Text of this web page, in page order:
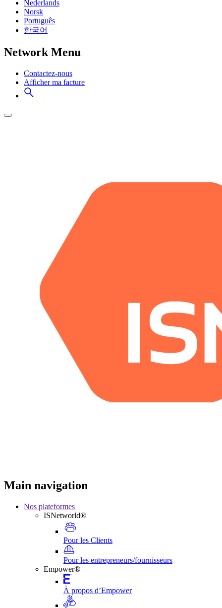
Nederlands
Norsk
Português
한국어
Network Menu
Contactez-nous
Afficher ma facture
Main navigation
Nos plateformes
ISNetworld®
Pour les Clients
Pour les entrepreneurs/fournisseurs
Empower®
À propos d’Empower